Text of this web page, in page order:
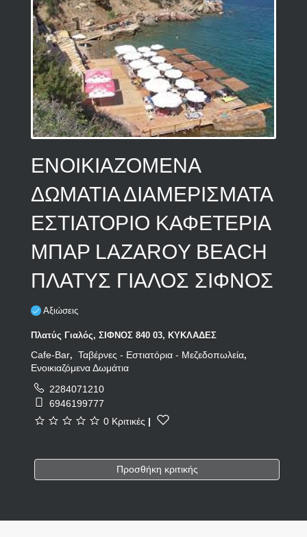
ΕΝΟΙΚΙΑΖΟΜΕΝΑ
ΔΩΜΑΤΙΑ ΔΙΑΜΕΡΙΣΜΑΤΑ
ΕΣΤΙΑΤΟΡΙΟ ΚΑΦΕΤΕΡΙΑ
ΜΠΑΡ LAZAROY BEACH
ΠΛΑΤΥΣ ΓΙΑΛΟΣ ΣΙΦΝΟΣ
Αξιώσεις
Πλατύς Γιαλός, ΣΙΦΝΟΣ 840 03, ΚΥΚΛΑΔΕΣ
Cafe-Bar, Ταβέρνες - Εστιατόρια - Μεζεδοπωλεία,
Ενοικιαζόμενα Δωμάτια
2284071210
6946199777
0 Κριτικές |
Προσθήκη κριτικής